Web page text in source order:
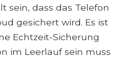
sein, dass das Telefon
gesichert wird. Es ist
Echtzeit-Sicherung
im Leerlauf sein muss